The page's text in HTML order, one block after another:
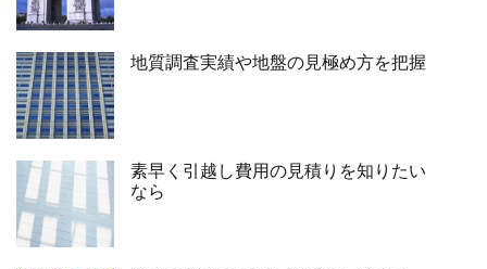
地質調査実績や地盤の見極め方を把握
素早く引越し費用の見積りを知りたい
なら